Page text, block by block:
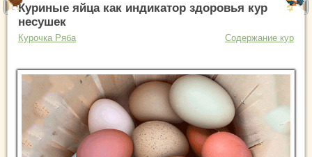
Куриные яйца как индикатор здоровья кур
несушек
Курочка Ряба Содержание кур